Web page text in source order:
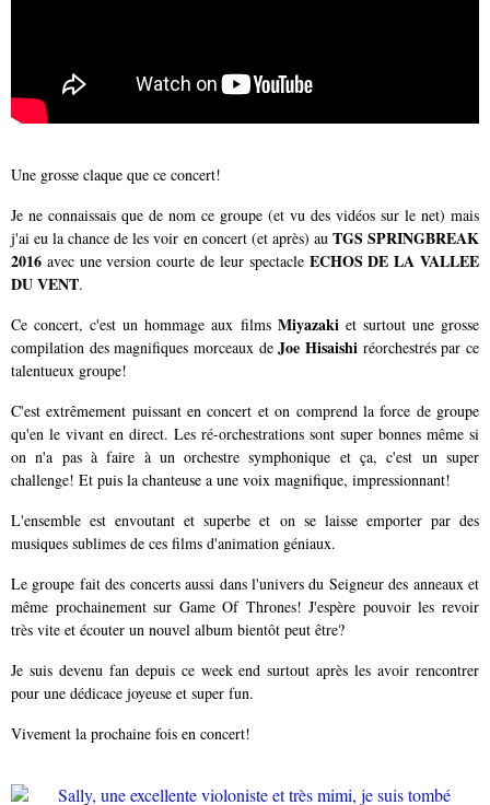
Une grosse claque que ce concert!
Je ne connaissais que de nom ce groupe (et vu des vidéos sur le net) mais
j'ai eu la chance de les voir en concert (et après) au TGS SPRINGBREAK
2016 avec une version courte de leur spectacle ECHOS DE LA VALLEE
DU VENT.
Ce concert, c'est un hommage aux films Miyazaki et surtout une grosse
compilation des magnifiques morceaux deJoe Hisaishi réorchestrés par ce
talentueux groupe!
C'est extrêmement puissant en concert et on comprend la force de groupe
qu'en le vivant en direct. Les ré-orchestrations sont super bonnes même si
on n'a pas à faire à un orchestre symphonique et ça, c'est un super
challenge! Et puis la chanteuse a une voix magnifique, impressionnant!
L'ensemble est envoutant et superbe et on se laisse emporter par des
musiques sublimes de ces films d'animation géniaux.
Le groupe fait des concerts aussi dans l'univers du Seigneur des anneaux et
même prochainement sur Game Of Thrones! J'espère pouvoir les revoir
très vite et écouter un nouvel album bientôt peut être?
Je suis devenu fan depuis ce week end surtout après les avoir rencontrer
pour une dédicace joyeuse et super fun.
Vivement la prochaine fois en concert!